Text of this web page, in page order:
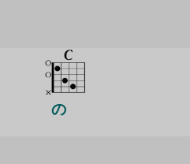
の